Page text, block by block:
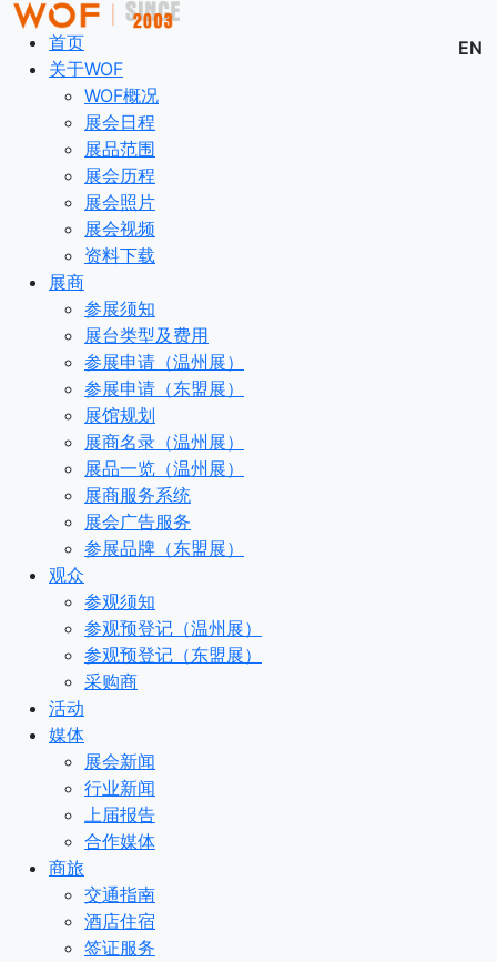
EN
首页
关于WOF
WOF概况
展会日程
展品范围
展会历程
展会照片
展会视频
资料下载
展商
参展须知
展台类型及费用
参展申请（温州展）
参展申请（东盟展）
展馆规划
展商名录（温州展）
展品一览（温州展）
展商服务系统
展会广告服务
参展品牌（东盟展）
观众
参观须知
参观预登记（温州展）
参观预登记（东盟展）
采购商
活动
媒体
展会新闻
行业新闻
上届报告
合作媒体
商旅
交通指南
酒店住宿
签证服务